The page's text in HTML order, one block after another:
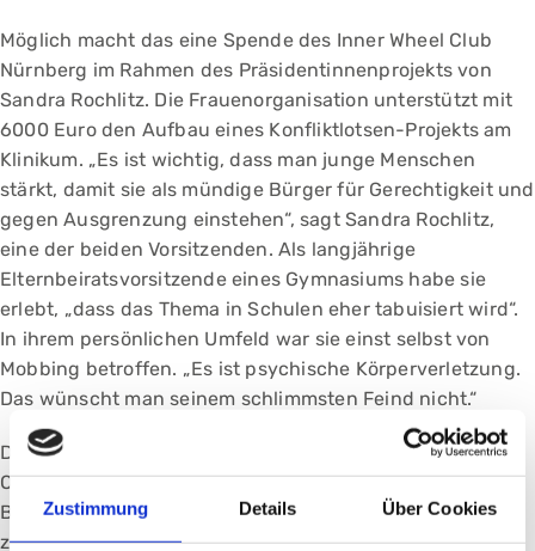
Zustimmung Details Über Cookies
Möglich macht das eine Spende des Inner Wheel Club
Nürnberg im Rahmen des Präsidentinnenprojekts von
Sandra Rochlitz. Die Frauenorganisation unterstützt mit
6000 Euro den Aufbau eines Konfliktlotsen-Projekts am
Klinikum. „Es ist wichtig, dass man junge Menschen
stärkt, damit sie als mündige Bürger für Gerechtigkeit und
gegen Ausgrenzung einstehen“, sagt Sandra Rochlitz,
eine der beiden Vorsitzenden. Als langjährige
Elternbeiratsvorsitzende eines Gymnasiums habe sie
erlebt, „dass das Thema in Schulen eher tabuisiert wird“.
In ihrem persönlichen Umfeld war sie einst selbst von
Mobbing betroffen. „Es ist psychische Körperverletzung.
Das wünscht man seinem schlimmsten Feind nicht.“
Die neue Weiterbildung kommt zunächst den Teams der
Onkologie und der Anmeldung des Ambulanten
Behandlungscentrums (ABC) am Klinikum Nürnberg
zugute. „Es ist schön, dass wir davon als Erste